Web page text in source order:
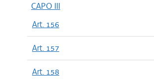
CAPO III
Art. 156
Art. 157
Art. 158